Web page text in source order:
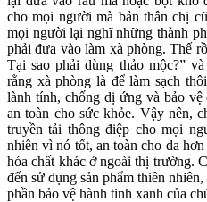
cho mọi người mà bản thân chị
mọi người lại nghĩ những thành
phải đưa vào làm xà phòng. Thế
Tại sao phải dùng thảo mộc?”
rằng xà phòng là để làm sạch
lành tính, chống dị ứng và bảo
an toàn cho sức khỏe. Vậy nên,
truyền tải thông điệp cho mọi
nhiên vì nó tốt, an toàn cho da
hóa chất khác ở ngoài thị trường.
đến sử dụng sản phẩm thiên
phần bảo vệ hành tinh xanh của